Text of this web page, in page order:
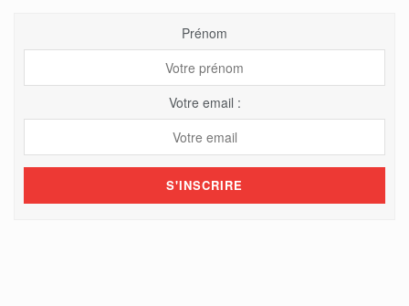
Prénom
Votre email :